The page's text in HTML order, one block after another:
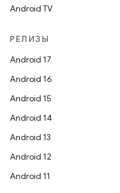
Android TV
РЕЛИЗЫ
Android 17
Android 16
Android 15
Android 14
Android 13
Android 12
Android 11